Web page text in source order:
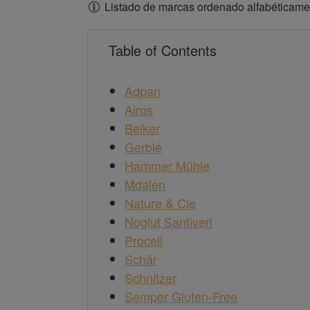
Listado de marcas ordenado
Table of Contents
Adpan
Airos
Beiker
Gerblé
Hammer Mühle
Mdalen
Nature & Cie
Noglut Santiveri
Proceli
Schär
Schnitzer
Semper Gluten-Free